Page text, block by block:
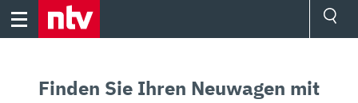
Skip
Finden Sie Ihren Neuwagen mit